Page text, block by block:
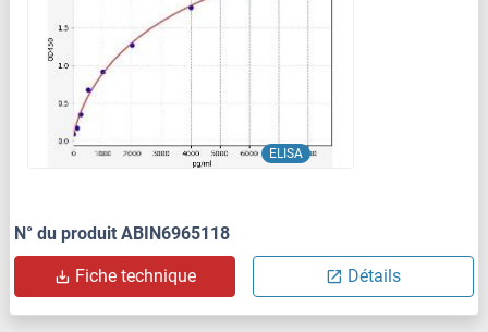
ELISA
N° du produit ABIN6965118
Fiche technique Détails